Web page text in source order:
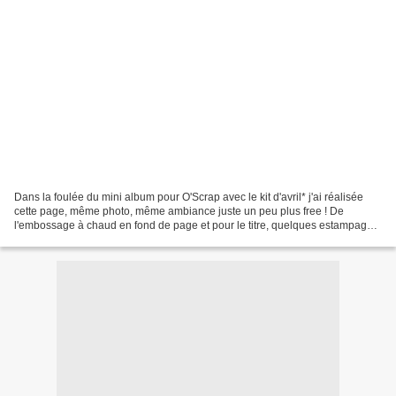
Dans la foulée du mini album pour O'Scrap avec le kit d'avril* j'ai réalisée
cette page, même photo, même ambiance juste un peu plus free ! De
l'embossage à chaud en fond de page et pour le titre, quelques estampages